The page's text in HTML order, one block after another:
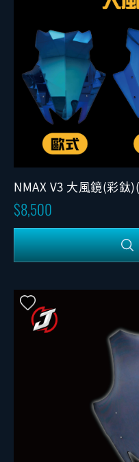
NMAX V3 大風鏡(彩鈦
8,500